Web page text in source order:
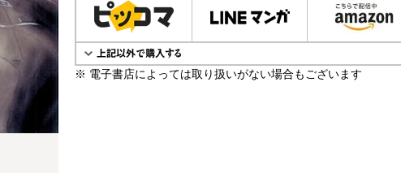
※ 電子書店によっては取り扱いがない場合もございます